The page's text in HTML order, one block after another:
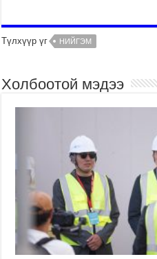
Түлхүүр үг НИЙГЭМ
Холбоотой мэдээ